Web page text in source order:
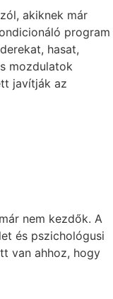
akiknek már
program
hasat,
mozdulatok
javítják az
nem kezdők. A
és pszichológusi
van ahhoz, hogy